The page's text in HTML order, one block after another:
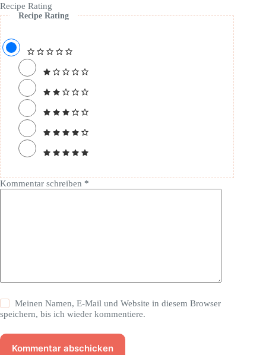
Recipe Rating
Recipe Rating
Kommentar schreiben *
Meinen Namen, E-Mail und Website in diesem Browser
speichern, bis ich wieder kommentiere.
Kommentar abschicken